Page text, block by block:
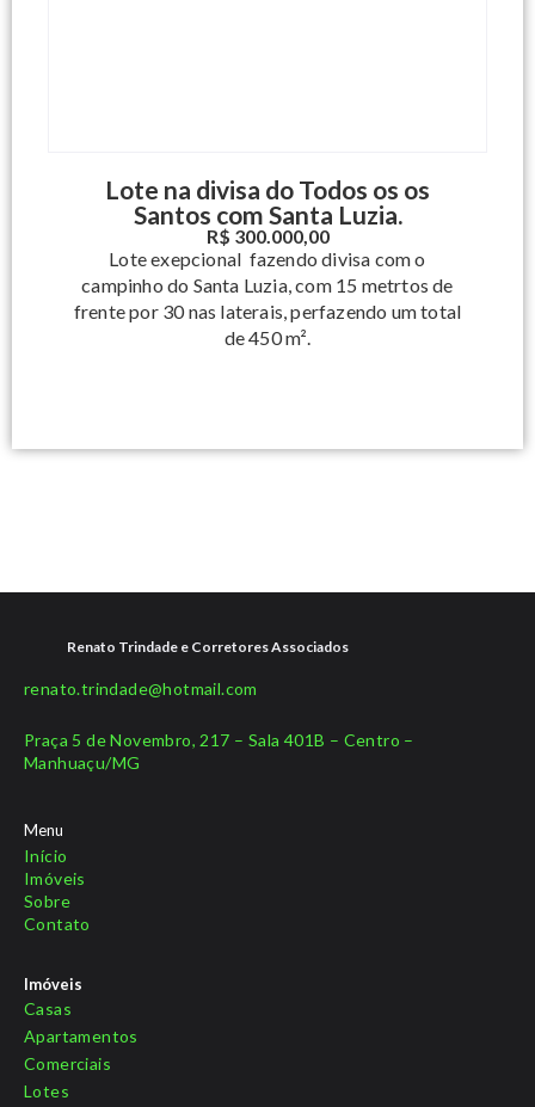
Lote na divisa do Todos os os
Santos com Santa Luzia.
R$ 300.000,00
Lote exepcional fazendo divisa com o
campinho do Santa Luzia, com 15 metrtos de
frente por 30 nas laterais, perfazendo um total
de 450 m².
Renato Trindade e Corretores Associados
renato.trindade@hotmail.com
Praça 5 de Novembro, 217 – Sala 401B – Centro –
Manhuaçu/MG
Menu
Início
Imóveis
Sobre
Contato
Imóveis
Casas
Apartamentos
Comerciais
Lotes